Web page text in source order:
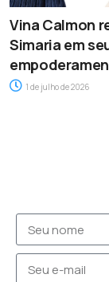
Vina Calmon
Simaria em
1 de julho de 2026